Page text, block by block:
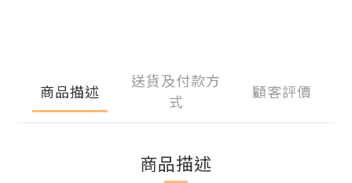
商品描述
送貨及付款方
式
顧客評價
商品描述